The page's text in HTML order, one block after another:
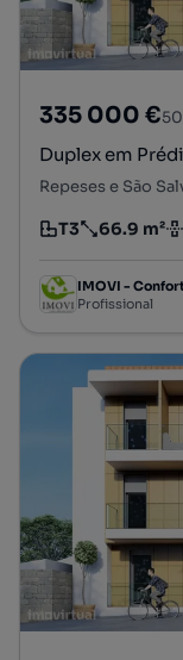
335 000 €
Duplex em
Repeses e São
Tipologia
T3
Preço por metro
66.9 m²
Andar
IMOVI -
Profissional